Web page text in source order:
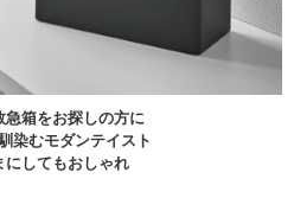
急箱をお探しの方に
染むモダンテイスト
にしてもおしゃれ